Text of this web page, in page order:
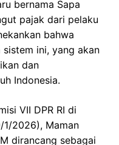
bernama Sapa
pajak dari pelaku
bahwa
ini, yang akan
dan
Indonesia.
VII DPR RI di
2026), Maman
dirancang sebagai